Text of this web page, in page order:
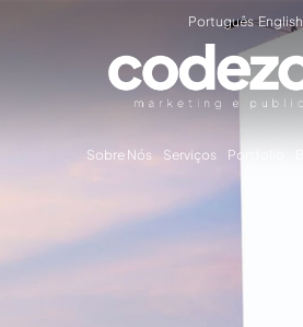
Sobre Nós Serviços Portfolio
Português English